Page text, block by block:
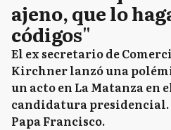
ajeno, que lo
códigos"
El ex secretario de
Kirchner lanzó una
un acto en La Matanza en
candidatura presidencial.
Papa Francisco.